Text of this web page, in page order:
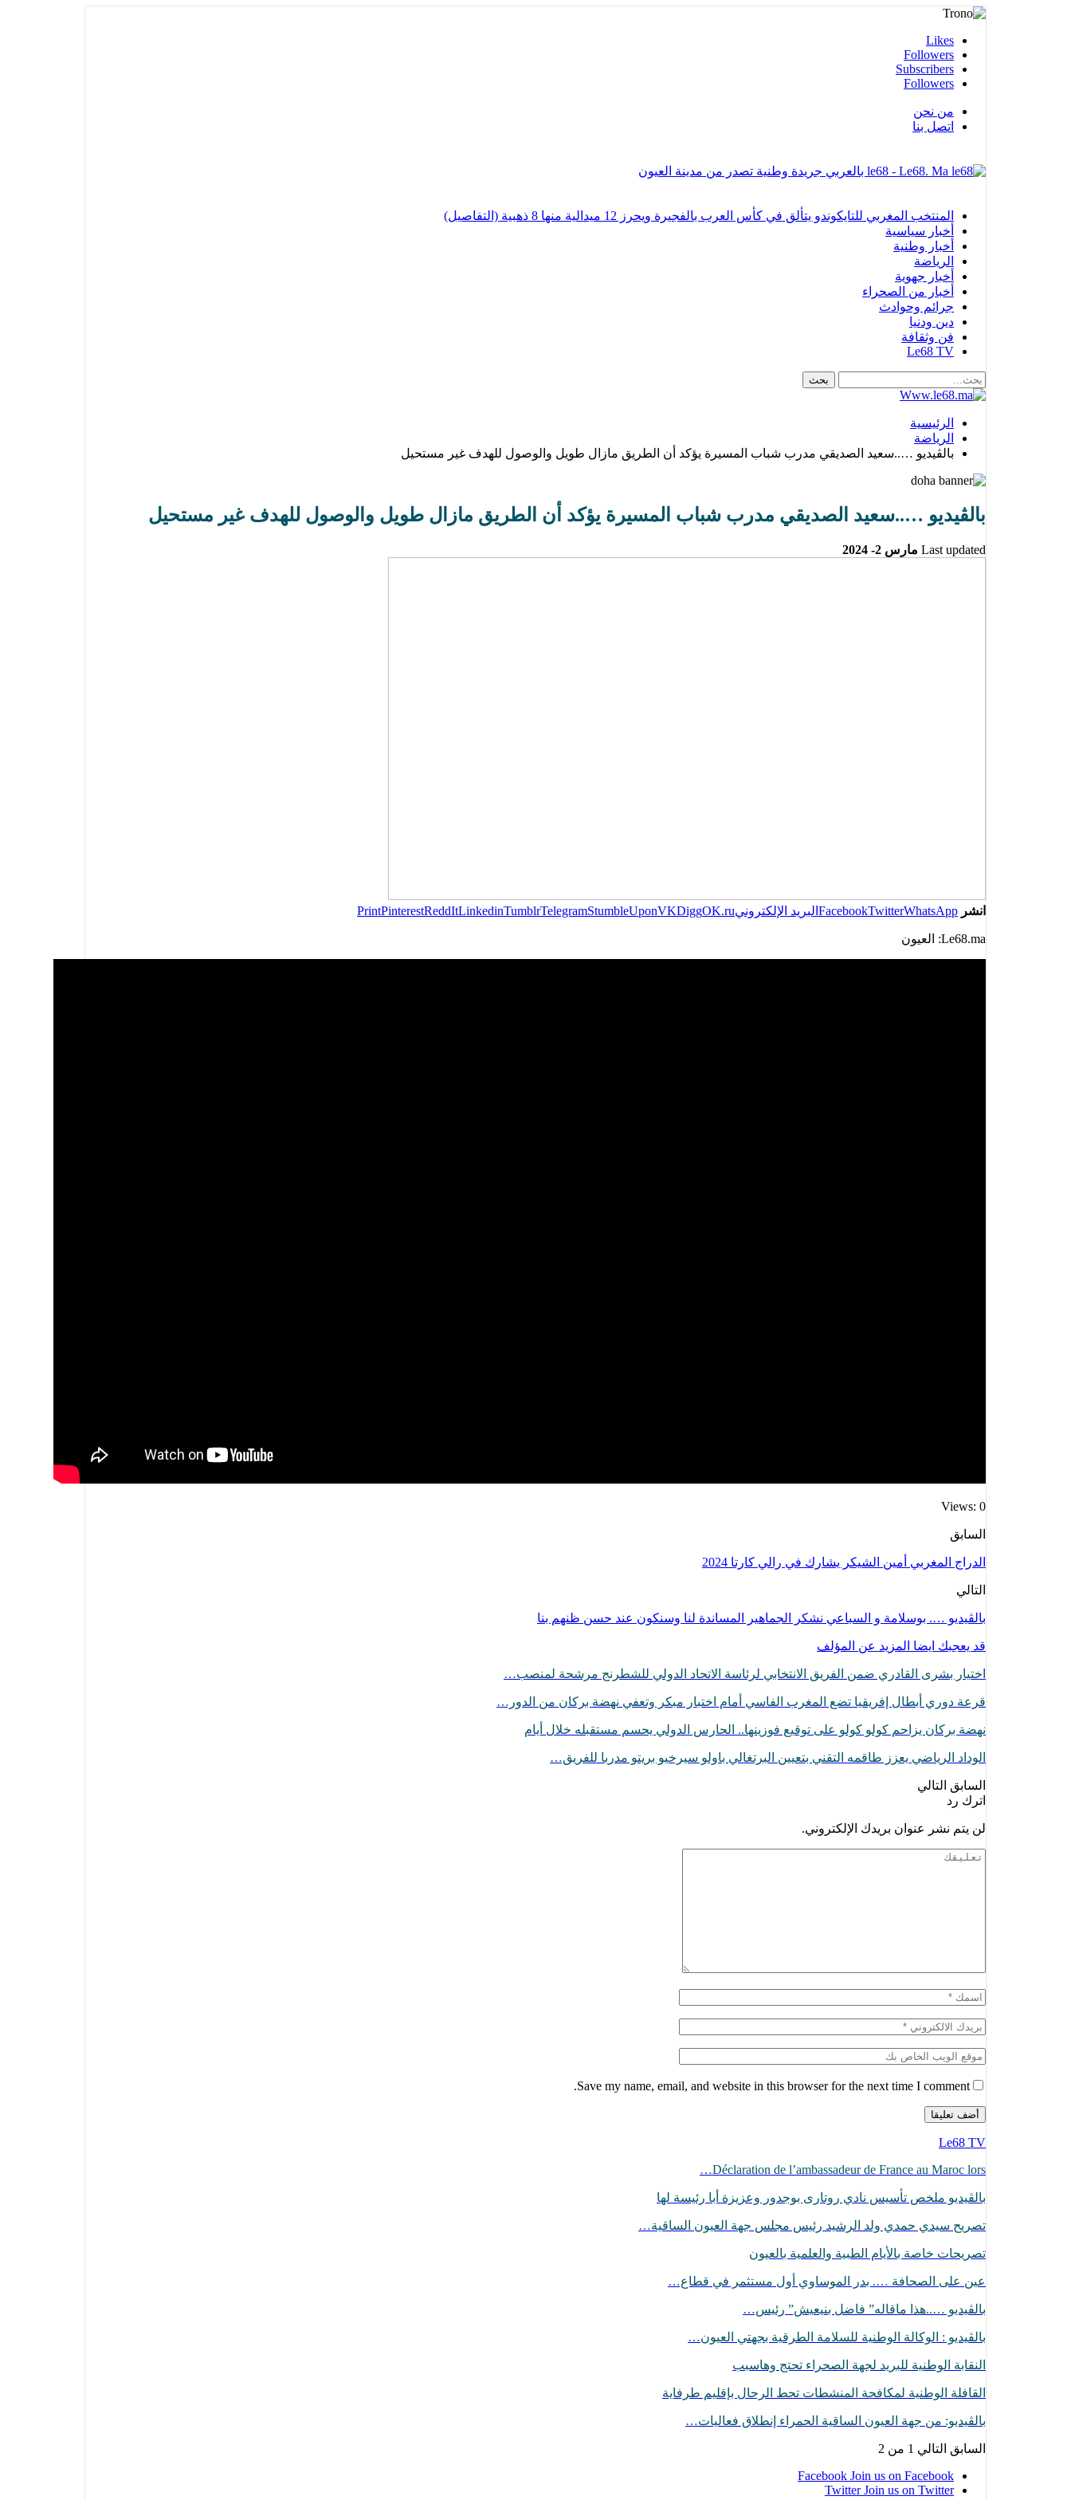
Likes
Followers
Subscribers
Followers
من نحن
اتصل بنا
le68 - Le68. Ma بالعربي جريدة وطنية تصدر من مدينة العيون
المنتخب المغربي للتايكوندو يتألق في كأس العرب بالفجيرة ويحرز 12 ميدالية منها 8 ذهبية (التفاصيل)
أخبار سياسية
أخبار وطنية
الرياضة
أخبار جهوية
أخبار من الصحراء
جرائم وحوادث
دين ودنيا
فن وثقافة
Le68 TV
الرئيسية
الرياضة
بالڤيديو …..سعيد الصديقي مدرب شباب المسيرة يؤكد أن الطريق مازال طويل والوصول للهدف غير مستحيل
بالڤيديو …..سعيد الصديقي مدرب شباب المسيرة يؤكد أن الطريق مازال طويل والوصول للهدف غير مستحيل
Last updated مارس 2- 2024
انشر FacebookTwitterWhatsApp البريد الإلكتروني PrintPinterestReddItLinkedinTumblrTelegramStumbleUponVKDiggOK.ru
Le68.ma: العيون
Views: 0
السابق
الدراج المغربي أمين الشيكر يشارك في رالي كارتا 2024
التالي
بالڤيديو …. بوسلامة و السباعي نشكر الجماهير المساندة لنا وسنكون عند حسن ظنهم بنا
قد يعجبك ايضا المزيد عن المؤلف
اختيار بشرى القادري ضمن الفريق الانتخابي لرئاسة الاتحاد الدولي للشطرنج مرشحة لمنصب…
قرعة دوري أبطال إفريقيا تضع المغرب الفاسي أمام اختبار مبكر وتعفي نهضة بركان من الدور…
نهضة بركان يزاحم كولو كولو على توقيع فوزينها.. الحارس الدولي يحسم مستقبله خلال أيام
الوداد الرياضي يعزز طاقمه التقني بتعيين البرتغالي باولو سيرخيو بريتو مدربا للفريق…
السابق التالي
اترك رد
لن يتم نشر عنوان بريدك الإلكتروني.
Save my name, email, and website in this browser for the next time I comment.
Le68 TV
Déclaration de l’ambassadeur de France au Maroc lors…
بالڨيديو ملخص تأسيس نادي روتارى بوجدور وعزيزة أبا رئيسة لها
تصريح سيدي حمدي ولد الرشيد رئيس مجلس جهة العيون الساقية…
تصريحات خاصة بالأيام الطبية والعلمية بالعيون
عين على الصحافة …. بدر الموساوي أول مستثمر في قطاع…
بالڤيديو …..هذا ماقاله” فاضل بنيعيش” رئيس…
بالڤيديو : الوكالة الوطنية للسلامة الطرقية بجهتي العيون…
النقابة الوطنية للبريد لجهة الصحراء تحتج وهاسبب
القافلة الوطنية لمكافحة المنشطات تحط الرحال بإقليم طرفاية
بالڤيديو: من جهة العيون الساقية الحمراء إنطلاق فعاليات…
السابق التالي 1 من 2
Facebook Join us on Facebook
Twitter Join us on Twitter